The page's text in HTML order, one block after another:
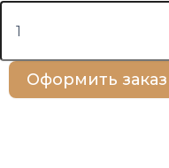
Количество
товара
Оформить заказ